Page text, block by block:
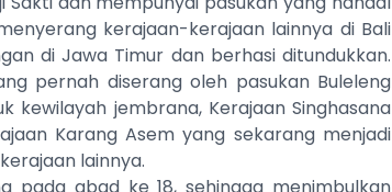
kerajaan-kerajaan lainnya di Bali
di Jawa Timur dan berhasi ditundukkan.
pernah diserang oleh pasukan Buleleng
kewilayah jembrana, Kerajaan Singhasana
Karang Asem yang sekarang menjadi
lainnya.